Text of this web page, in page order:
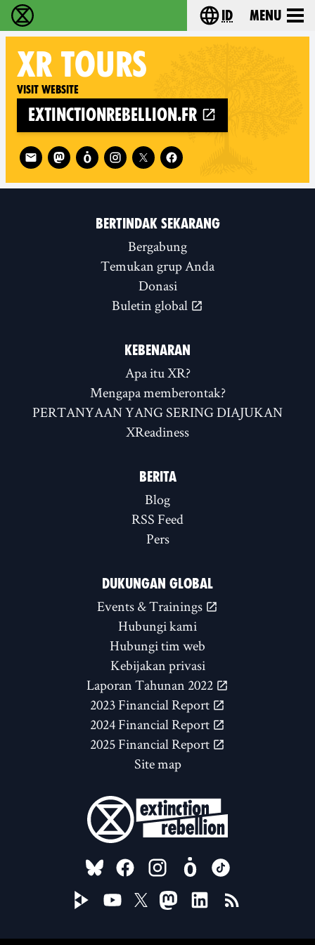
Extinction Rebellion (XR–Pemberontakan
Choose your
id Menu
XR TOURS
Visit website
extinctionrebellion.fr
Follow XR Tours on
BERTINDAK SEKARANG
Bergabung
Temukan grup Anda
Donasi
Buletin global
KEBENARAN
Apa itu XR?
Mengapa memberontak?
PERTANYAAN YANG SERING DIAJUKAN
XReadiness
BERITA
Blog
RSS Feed
Pers
DUKUNGAN GLOBAL
Events & Trainings
Hubungi kami
Hubungi tim web
Kebijakan privasi
Laporan Tahunan 2022
2023 Financial Report
2024 Financial Report
2025 Financial Report
Site map
FOLLOW US ON